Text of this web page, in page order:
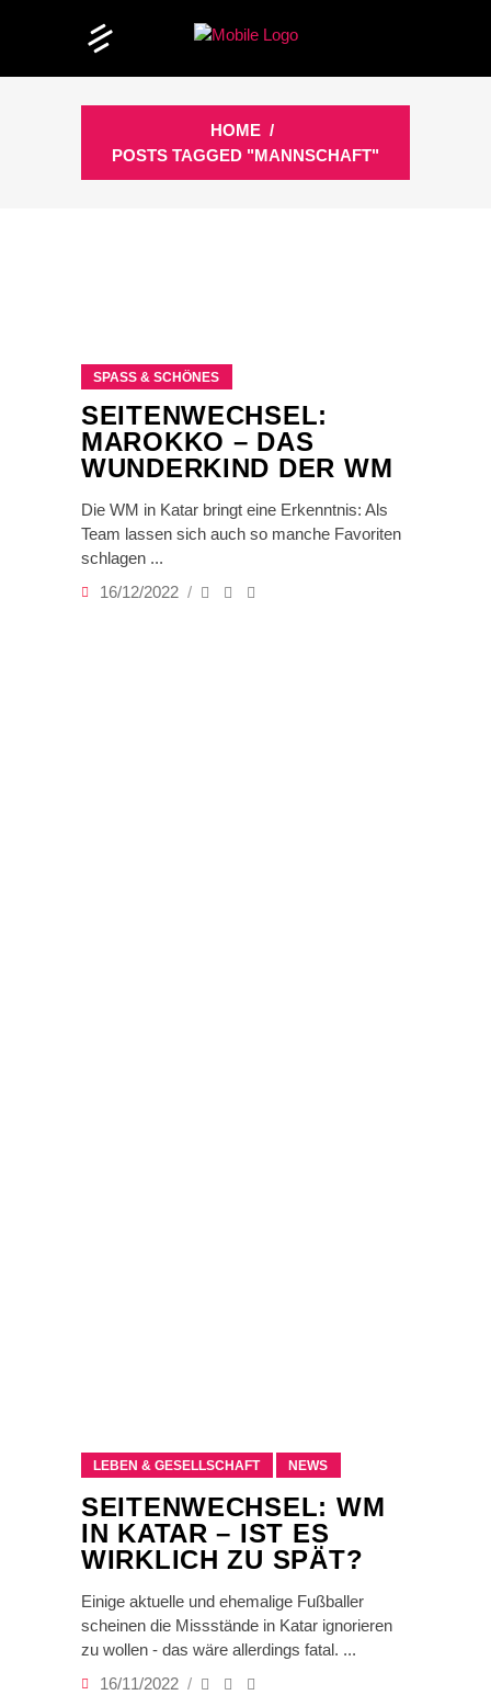
HOME /
POSTS TAGGED "MANNSCHAFT"
SPASS & SCHÖNES
SEITENWECHSEL:
MAROKKO – DAS
WUNDERKIND DER WM
Die WM in Katar bringt eine Erkenntnis: Als
Team lassen sich auch so manche Favoriten
schlagen
16/12/2022
LEBEN & GESELLSCHAFT NEWS
SEITENWECHSEL: WM
IN KATAR – IST ES
WIRKLICH ZU SPÄT?
Einige aktuelle und ehemalige Fußballer
scheinen die Missstände in Katar ignorieren
zu wollen - das wäre allerdings fatal.
16/11/2022